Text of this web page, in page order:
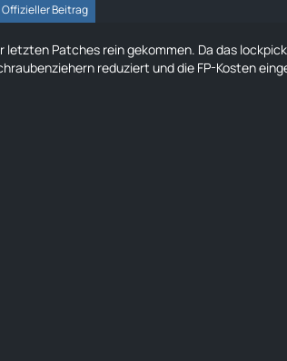
Offizieller Beitrag
letzten Patches rein gekommen. Da das
reduziert und die FP-Kosten